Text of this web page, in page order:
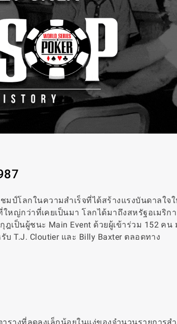
มป์โลกในความสำเร็จที่ได้สร้างแรงบันดาลใ
ใหญ่กว่าที่เคยเป็นมา โลกได้มาถึงสหรัฐอเมริก
ฎเป็นผู้ชนะ Main Event ด้วยผู้เข้าร่วม 152 ค
T.J. Cloutier และ Billy Baxter ตลอดทาง